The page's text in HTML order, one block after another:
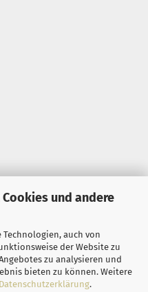
und andere
auch von
der Website zu
zu analysieren und
bieten zu können. Weitere
Datenschutzerklärung.